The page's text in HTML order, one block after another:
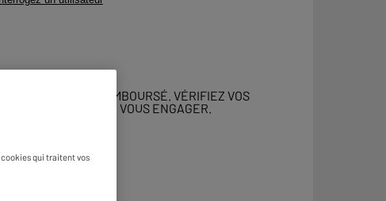
ET DOIT ÊTRE REMBOURSÉ. VÉRIFIEZ VOS
AVANT DE VOUS ENGAGER.
qui traitent vos